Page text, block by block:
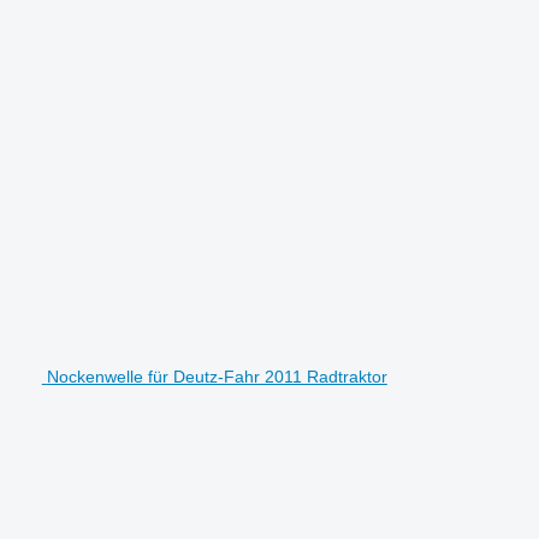
Nockenwelle für Deutz-Fahr 2011 Radtraktor